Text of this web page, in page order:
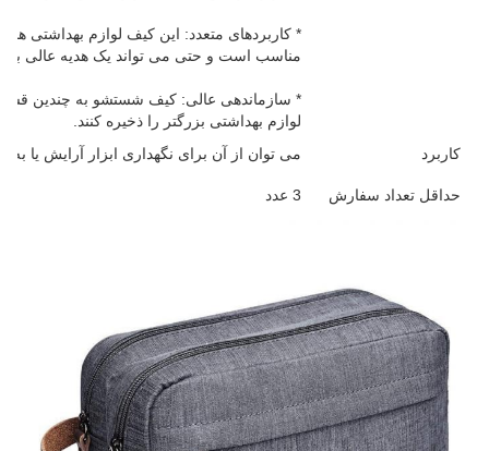
* کاربردهای متعدد: این کیف لوازم بهداشتی هم
مناسب است و حتی می تواند یک هدیه عالی
* سازماندهی عالی: کیف شستشو به چندین
لوازم بهداشتی بزرگتر را ذخیره کنند.
کاربرد
می توان از آن برای نگهداری ابزار آرایش یا به
حداقل تعداد سفارش 3 عدد